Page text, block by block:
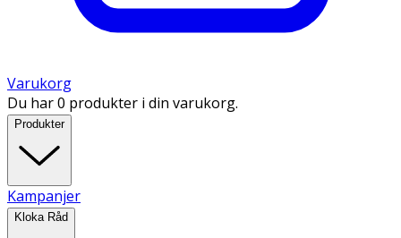
Varukorg
Du har 0 produkter i din varukorg.
Produkter
Kampanjer
Kloka Råd